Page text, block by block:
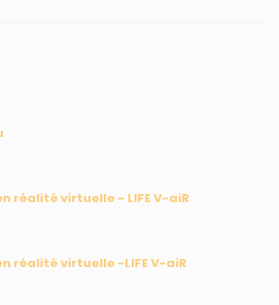
réalité virtuelle - LIFE V-aiR
réalité virtuelle -LIFE V-aiR